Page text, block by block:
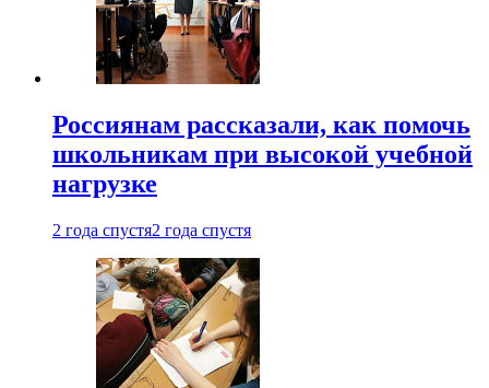
Россиянам рассказали, как помочь
школьникам при высокой учебной
нагрузке
2 года спустя2 года спустя